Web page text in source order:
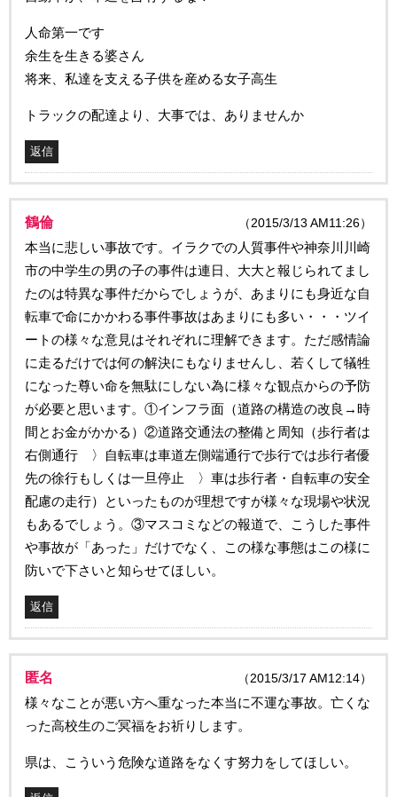
人命第一です
余生を生きる婆さん
将来、私達を支える子供を産める女子高生
トラックの配達より、大事では、ありませんか
返信
鶴倫 （2015/3/13 AM11:26）
本当に悲しい事故です。イラクでの人質事件や神奈川川崎
市の中学生の男の子の事件は連日、大大と報じられてまし
たのは特異な事件だからでしょうが、あまりにも身近な自
転車で命にかかわる事件事故はあまりにも多い・・・ツイ
ートの様々な意見はそれぞれに理解できます。ただ感情論
に走るだけでは何の解決にもなりませんし、若くして犠牲
になった尊い命を無駄にしない為に様々な観点からの予防
が必要と思います。①インフラ面（道路の構造の改良→時
間とお金がかかる）②道路交通法の整備と周知（歩行者は
右側通行 〉自転車は車道左側端通行で歩行では歩行者優
先の徐行もしくは一旦停止 〉車は歩行者・自転車の安全
配慮の走行）といったものが理想ですが様々な現場や状況
もあるでしょう。③マスコミなどの報道で、こうした事件
や事故が「あった」だけでなく、この様な事態はこの様に
防いで下さいと知らせてほしい。
返信
匿名 （2015/3/17 AM12:14）
様々なことが悪い方へ重なった本当に不運な事故。亡くな
った高校生のご冥福をお祈りします。
県は、こういう危険な道路をなくす努力をしてほしい。